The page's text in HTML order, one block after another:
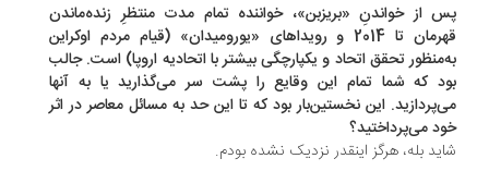
از خواندنِ «بریزبن»، خواننده تمام مدت منتظرِ زنده‌ماندن
قهرمان تا 2014 و رویداهای «یورومیدان» (قیام مردم اوکراین
تحقق اتحاد و یکپارچگی بیشتر با اتحادیه اروپا) است. جالب
که شما تمام این وقایع را پشت سر می‌گذارید یا به آنها
این نخستین‌بار بود که تا این حد به مسائل معاصر در اثر
می‌پرداختید؟
بله، هرگز اینقدر نزدیک نشده بودم.